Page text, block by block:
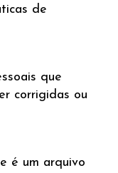
de
que
corrigidas ou
é um arquivo